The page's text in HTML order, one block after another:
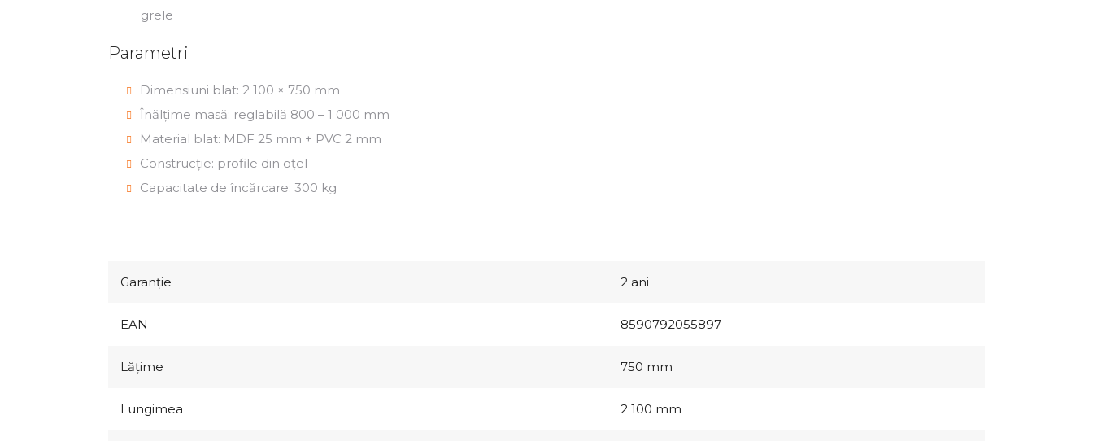
grele
Parametri
Dimensiuni blat: 2 100 × 750 mm
Înălțime masă: reglabilă 800 – 1 000 mm
Material blat: MDF 25 mm + PVC 2 mm
Construcție: profile din oțel
Capacitate de încărcare: 300 kg
Garanţie 2 ani
EAN 8590792055897
Lăţime 750 mm
Lungimea 2 100 mm